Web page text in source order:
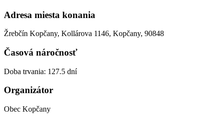
Adresa miesta konania
Žrebčín Kopčany, Kollárova 1146, Kopčany, 90848
Časová náročnosť
Doba trvania: 127.5 dní
Organizátor
Obec Kopčany